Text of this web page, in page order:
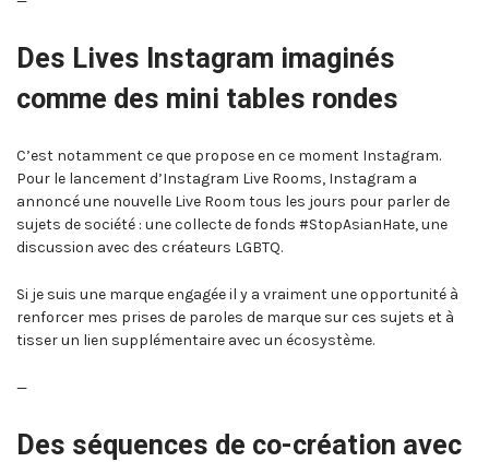
Des Lives Instagram imaginés
comme des mini tables rondes
C’est notamment ce que propose en ce moment Instagram.
Pour le lancement d’Instagram Live Rooms, Instagram a
annoncé une nouvelle Live Room tous les jours pour parler de
sujets de société : une collecte de fonds #StopAsianHate, une
discussion avec des créateurs LGBTQ.
Si je suis une marque engagée il y a vraiment une opportunité à
renforcer mes prises de paroles de marque sur ces sujets et à
tisser un lien supplémentaire avec un écosystème.
—
Des séquences de co-création avec